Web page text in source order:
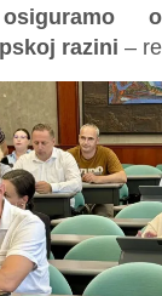
razini –